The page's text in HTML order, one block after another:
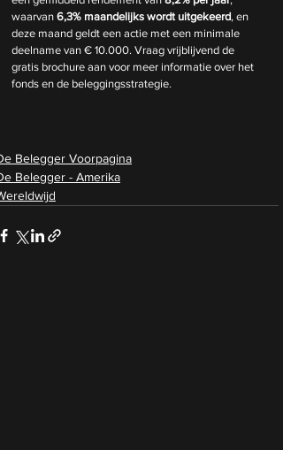
waarvan 6,3% maandelijks wordt uitgekeerd, en
deze maand geldt een actie met een minimale
deelname van € 10.000. Vraag vrijblijvend de
gratis brochure aan voor meer informatie over het
fonds en de beleggingsstrategie.
Belegger Voorpagina
Belegger - Amerika